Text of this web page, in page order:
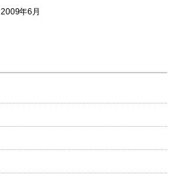
2009年6月